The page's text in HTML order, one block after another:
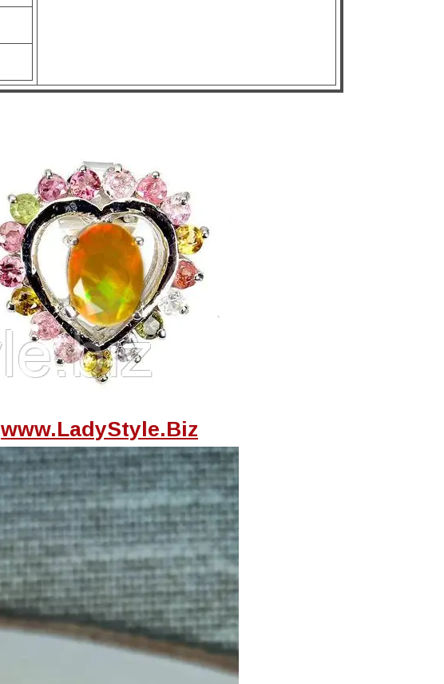
www.LadyStyle.Biz